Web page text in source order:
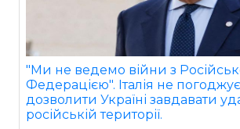
"Ми не ведемо війни з
Федерацією". Італія не
дозволити Україні завдавати
російській території.